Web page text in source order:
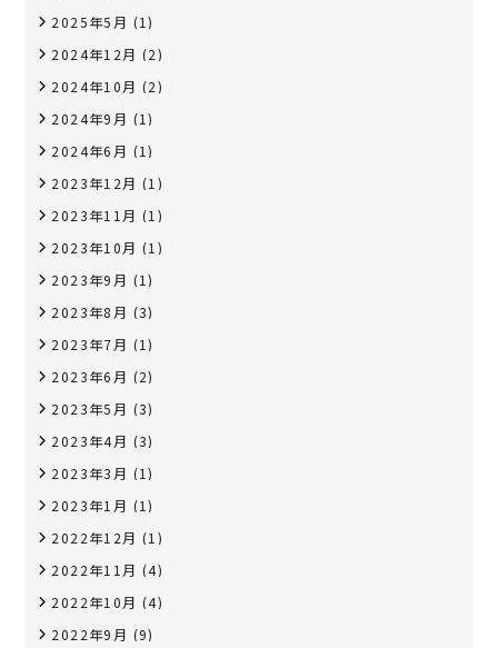
2025年5月 (1)
2024年12月 (2)
2024年10月 (2)
2024年9月 (1)
2024年6月 (1)
2023年12月 (1)
2023年11月 (1)
2023年10月 (1)
2023年9月 (1)
2023年8月 (3)
2023年7月 (1)
2023年6月 (2)
2023年5月 (3)
2023年4月 (3)
2023年3月 (1)
2023年1月 (1)
2022年12月 (1)
2022年11月 (4)
2022年10月 (4)
2022年9月 (9)